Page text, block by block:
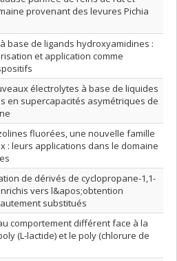
provenant des levures Pichia
base de ligands hydroxyamidines :
et application comme
électrolytes à base de liquides
en supercapacités asymétriques de
fluorées, une nouvelle famille
: leurs applications dans le domaine
de dérivés de cyclopropane-1,1-
vers l&apos;obtention
substitués
comportement différent face à la
(L-lactide) et le poly (chlorure de